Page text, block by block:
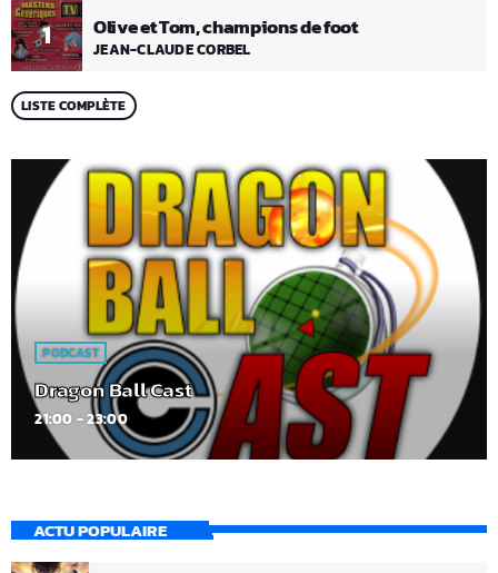
1 Olive et Tom, champions de foot
JEAN-CLAUDE CORBEL
LISTE COMPLÈTE
PODCAST
Dragon Ball Cast
21:00 - 23:00
ACTU POPULAIRE